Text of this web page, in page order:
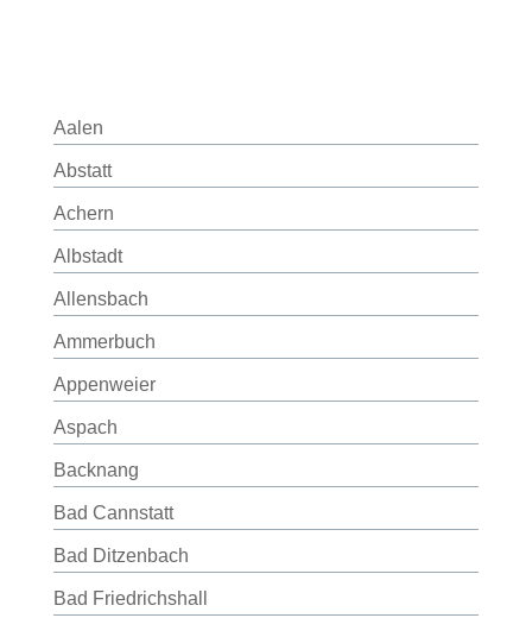
Aalen
Abstatt
Achern
Albstadt
Allensbach
Ammerbuch
Appenweier
Aspach
Backnang
Bad Cannstatt
Bad Ditzenbach
Bad Friedrichshall